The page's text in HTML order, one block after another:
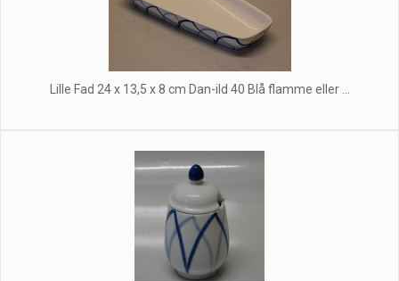
Lille Fad 24 x 13,5 x 8 cm Dan-ild 40 Blå flamme eller ...